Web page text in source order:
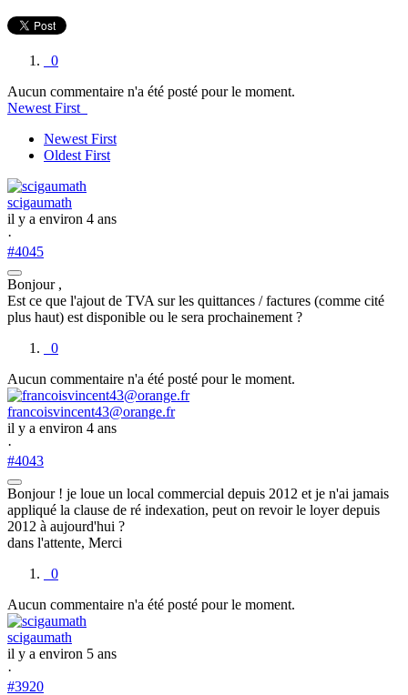
0
Aucun commentaire n'a été posté pour le moment.
Newest First
Newest First
Oldest First
scigaumath
il y a environ 4 ans
·
#4045
Bonjour ,
Est ce que l'ajout de TVA sur les quittances / factures (comme cité
plus haut) est disponible ou le sera prochainement ?
0
Aucun commentaire n'a été posté pour le moment.
francoisvincent43@orange.fr
il y a environ 4 ans
·
#4043
Bonjour ! je loue un local commercial depuis 2012 et je n'ai jamais
appliqué la clause de ré indexation, peut on revoir le loyer depuis
2012 à aujourd'hui ?
dans l'attente, Merci
0
Aucun commentaire n'a été posté pour le moment.
scigaumath
il y a environ 5 ans
·
#3920